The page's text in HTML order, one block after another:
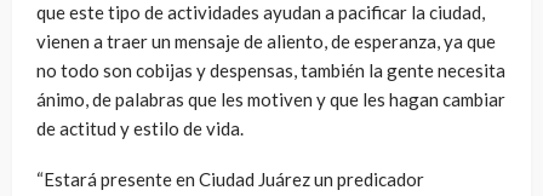
que este tipo de actividades ayudan a pacificar la ciudad,
vienen a traer un mensaje de aliento, de esperanza, ya que
no todo son cobijas y despensas, también la gente necesita
ánimo, de palabras que les motiven y que les hagan cambiar
de actitud y estilo de vida.
“Estará presente en Ciudad Juárez un predicador